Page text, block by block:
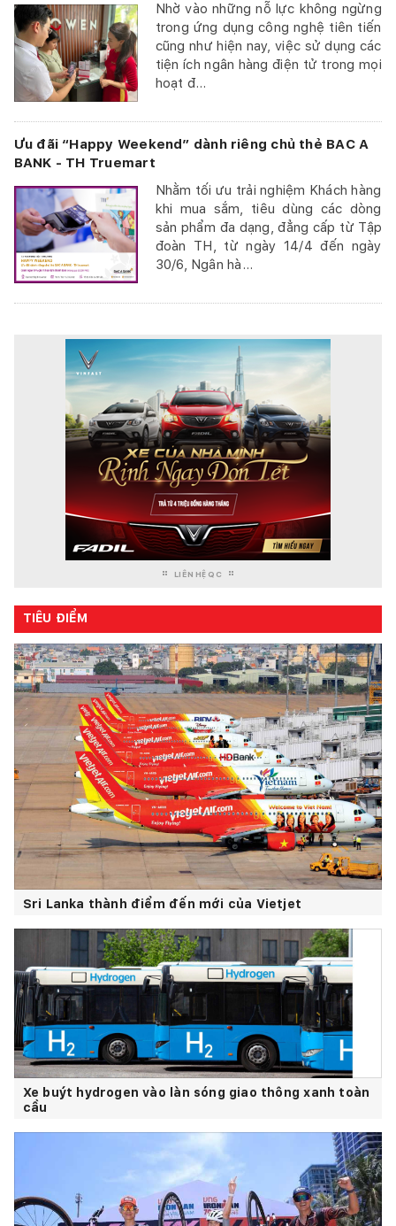
Nhờ vào những nỗ lực không ngừng
trong ứng dụng công nghệ tiên tiến
cũng như hiện nay, việc sử dụng các
tiện ích ngân hàng điện tử trong mọi
hoạt đ...
Ưu đãi “Happy Weekend” dành riêng chủ thẻ BAC A
BANK - TH Truemart
Nhằm tối ưu trải nghiệm Khách hàng
khi mua sắm, tiêu dùng các dòng
sản phẩm đa dạng, đẳng cấp từ Tập
đoàn TH, từ ngày 14/4 đến ngày
30/6, Ngân hà...
LIÊN HỆ QC
TIÊU ĐIỂM
Sri Lanka thành điểm đến mới của Vietjet
Xe buýt hydrogen vào làn sóng giao thông xanh toàn
cầu